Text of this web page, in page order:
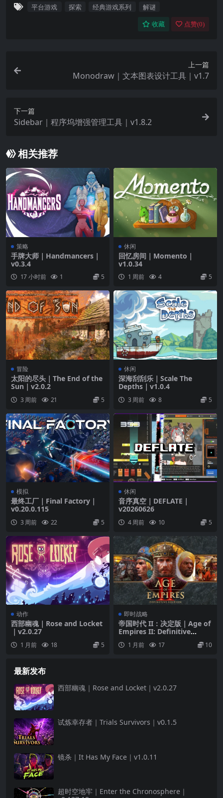
平台游戏 探索 经典游戏系列 解谜
收藏 点赞(0)
上一篇
Monodraw｜文本图表设计工具｜v1.7
下一篇
Sidebar｜程序坞增强管理工具｜v1.8.2
相关推荐
策略
手牌大师｜Handmancers｜
v0.3.4
17 小时前 1 5
休闲
回忆房间｜Momento｜
v1.0.34
1 周前 4 5
冒险
太阳的尽头｜The End of the
Sun｜v2.0.2
3 周前 21 5
休闲
深海刮刮乐｜Scale The
Depths｜v1.0.4
3 周前 8 5
模拟
最终工厂｜Final Factory｜
v0.20.0.115
3 周前 22 5
休闲
音序真空｜DEFLATE｜
v20260626
4 周前 10 5
动作
西部幽魂｜Rose and Locket
｜v2.0.27
1 月前 18 5
即时战略
帝国时代 II：决定版｜Age of
Empires II: Definitive
1 月前 17 10
最新发布
西部幽魂｜Rose and Locket｜v2.0.27
试炼幸存者｜Trials Survivors｜v0.1.5
镜杀｜It Has My Face｜v1.0.11
超时空地牢｜Enter the Chronosphere｜